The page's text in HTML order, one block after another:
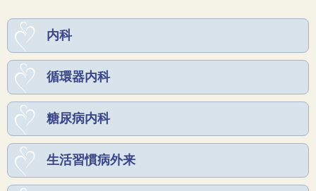
内科
循環器内科
糖尿病内科
生活習慣病外来